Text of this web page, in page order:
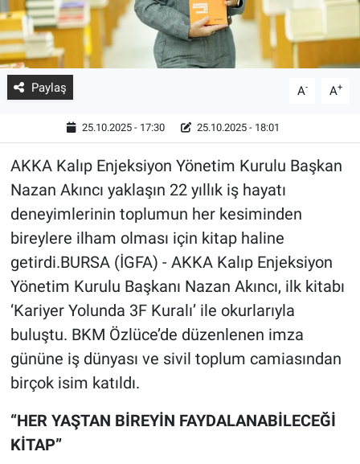
Paylaş A- A+
25.10.2025 - 17:30 25.10.2025 - 18:01
AKKA Kalıp Enjeksiyon Yönetim Kurulu Başkan
Nazan Akıncı yaklaşın 22 yıllık iş hayatı
deneyimlerinin toplumun her kesiminden
bireylere ilham olması için kitap haline
getirdi.BURSA (İGFA) - AKKA Kalıp Enjeksiyon
Yönetim Kurulu Başkanı Nazan Akıncı, ilk kitabı
‘Kariyer Yolunda 3F Kuralı’ ile okurlarıyla
buluştu. BKM Özlüce’de düzenlenen imza
gününe iş dünyası ve sivil toplum camiasından
birçok isim katıldı.
“HER YAŞTAN BİREYİN FAYDALANABİLECEĞİ
KİTAP”